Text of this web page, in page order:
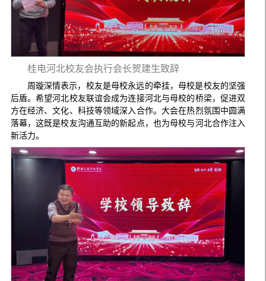
桂电河北校友会执行会长贺建生致辞
周璇深情表示，校友是母校永远的牵挂，母校是校友的坚强
后盾。希望河北校友联谊会成为连接河北与母校的桥梁，促进双
方在经济、文化、科技等领域深入合作。大会在热烈氛围中圆满
落幕，这既是校友沟通互助的新起点，也为母校与河北合作注入
新活力。